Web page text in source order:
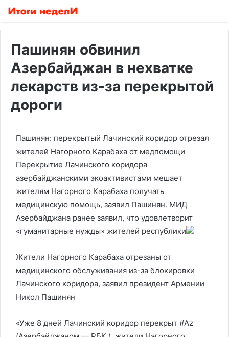
Пашинян обвинил
Азербайджан в нехватке
лекарств из-за перекрытой
дороги
Пашинян: перекрытый Лачинский коридор отрезал
жителей Нагорного Карабаха от медпомощи
Перекрытие Лачинского коридора
азербайджанскими экоактивистами мешает
жителям Нагорного Карабаха получать
медицинскую помощь, заявил Пашинян. МИД
Азербайджана ранее заявил, что удовлетворит
«гуманитарные нужды» жителей республики
Жители Нагорного Карабаха отрезаны от
медицинского обслуживания из-за блокировки
Лачинского коридора, заявил президент Армении
Никол Пашинян
«Уже 8 дней Лачинский коридор перекрыт #Az